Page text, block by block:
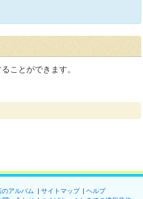
ことができます。
のアルバム サイトマップ
ヘルプ